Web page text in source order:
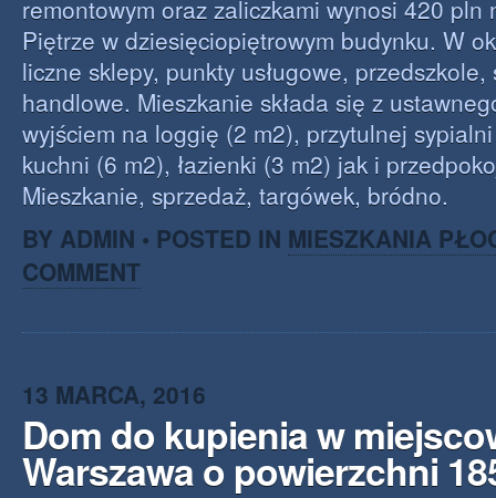
remontowym oraz zaliczkami wynosi 420 pln
Piętrze w dziesięciopiętrowym budynku. W
liczne sklepy, punkty usługowe, przedszkole,
handlowe. Mieszkanie składa się z
wyjściem na loggię (2 m2), przytulnej
kuchni (6 m2), łazienki (3 m2) jak i
Mieszkanie, sprzedaż, targówek, bródno.
BY ADMIN • POSTED IN MIESZKANIA
COMMENT
13 MARCA, 2016
Dom do kupienia w
Warszawa o powierzchni